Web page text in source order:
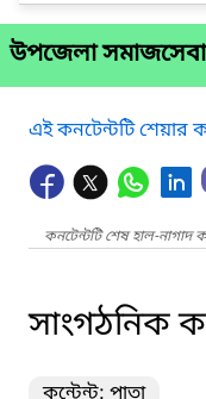
উপজেলা
এই কনটেন্টটি শেয়ার
কনটেন্টটি শেষ হাল-
সাংগঠনিক